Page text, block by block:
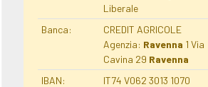
Liberale
Banca:
CREDIT AGRICOLE
Agenzia: Ravenna 1 Via
Cavina 29 Ravenna
IBAN:
IT74 V062 3013 1070